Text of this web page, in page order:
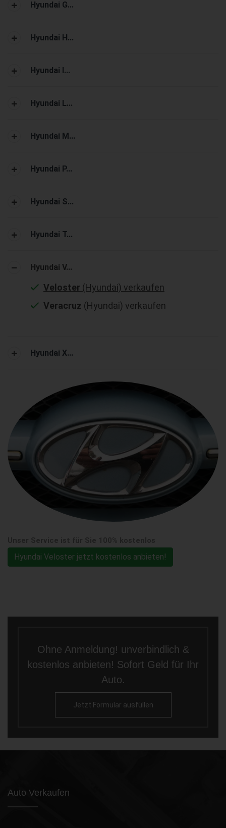
Hyundai G...
Hyundai H...
Hyundai I...
Hyundai L...
Hyundai M...
Hyundai P...
Hyundai S...
Hyundai T...
Hyundai V...
Veloster (Hyundai) verkaufen
Veracruz (Hyundai) verkaufen
Hyundai X...
Hyundai Veloster jetzt kostenlos anbieten!
Ohne Anmeldung! unverbindlich &
kostenlos anbieten! Sofort Geld für Ihr
Auto.
Jetzt Formular ausfüllen
Auto Verkaufen